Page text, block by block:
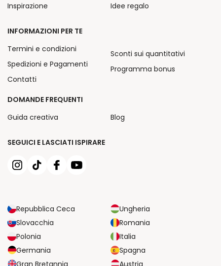
SEGUICI E LASCIATI ISPIRARE
Repubblica Ceca
Ungheria
Slovacchia
Romania
Polonia
Italia
Germania
Spagna
Gran Bretannia
Austria
Inspirazione
Idee regalo
INFORMAZIONI PER TE
Termini e condizioni
Spedizioni e Pagamenti
Contatti
Sconti sui quantitativi
Programma bonus
DOMANDE FREQUENTI
Guida creativa
Blog